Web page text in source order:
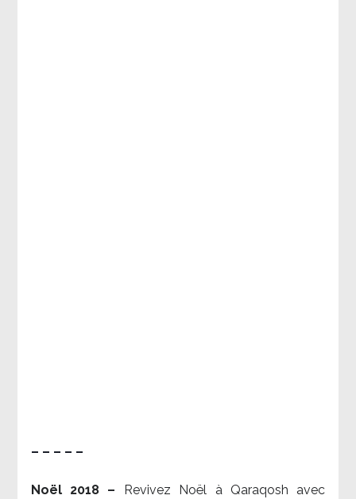
– – – – –
Noël 2018 –
Revivez Noël à Qaraqosh avec